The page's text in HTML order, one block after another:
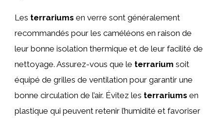
Les terrariums en verre sont généralement
recommandés pour les caméléons en raison de
leur bonne isolation thermique et de leur facilité de
nettoyage. Assurez-vous que le terrarium soit
équipé de grilles de ventilation pour garantir une
bonne circulation de l’air. Évitez les terrariums en
plastique qui peuvent retenir l’humidité et favoriser